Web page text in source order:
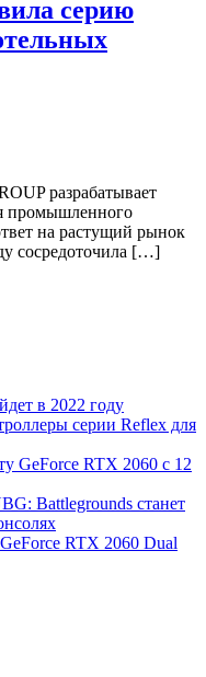
серию
разрабатывает
промышленного
на растущий рынок
сосредоточила […]
в 2022 году
серии Reflex для
GeForce RTX 2060 с 12
Battlegrounds станет
RTX 2060 Dual